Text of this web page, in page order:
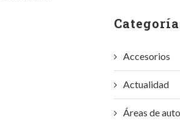
Accesorios
Actualidad
Áreas de